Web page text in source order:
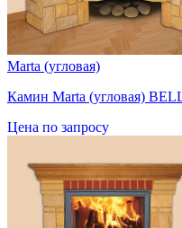
Marta (угловая)
Камин Marta (угловая)
Цена по запросу